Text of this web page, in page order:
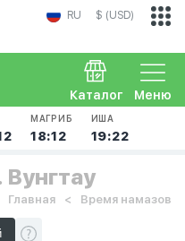
RU $ (USD)
Меню
Каталог
МАГРИБ
18:12
ИША
19:22
Вунгтау
Главная Время намазов